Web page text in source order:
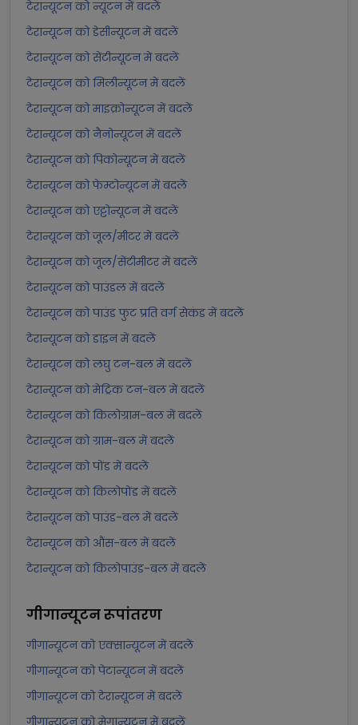
टेरान्यूटन को न्यूटन में बदलें
टेरान्यूटन को डेसीन्यूटन में बदलें
टेरान्यूटन को सेंटीन्यूटन में बदलें
टेरान्यूटन को मिलीन्यूटन में बदलें
टेरान्यूटन को माइक्रोन्यूटन में बदलें
टेरान्यूटन को नैनोन्यूटन में बदलें
टेरान्यूटन को पिकोन्यूटन में बदलें
टेरान्यूटन को फेम्टोन्यूटन में बदलें
टेरान्यूटन को एट्टोन्यूटन में बदलें
टेरान्यूटन को जूल/मीटर में बदलें
टेरान्यूटन को जूल/सेंटीमीटर में बदलें
टेरान्यूटन को पाउंडल में बदलें
टेरान्यूटन को पाउंड फुट प्रति वर्ग सेकंड में बदलें
टेरान्यूटन को डाइन में बदलें
टेरान्यूटन को लघु टन-बल में बदलें
टेरान्यूटन को मेट्रिक टन-बल में बदलें
टेरान्यूटन को किलोग्राम-बल में बदलें
टेरान्यूटन को ग्राम-बल में बदलें
टेरान्यूटन को पोंड में बदलें
टेरान्यूटन को किलोपोंड में बदलें
टेरान्यूटन को पाउंड-बल में बदलें
टेरान्यूटन को औंस-बल में बदलें
टेरान्यूटन को किलोपाउंड-बल में बदलें
गीगान्यूटनरूपांतरण
गीगान्यूटन को एक्सान्यूटन में बदलें
गीगान्यूटन को पेटान्यूटन में बदलें
गीगान्यूटन को टेरान्यूटन में बदलें
गीगान्यूटन को मेगान्यूटन में बदलें